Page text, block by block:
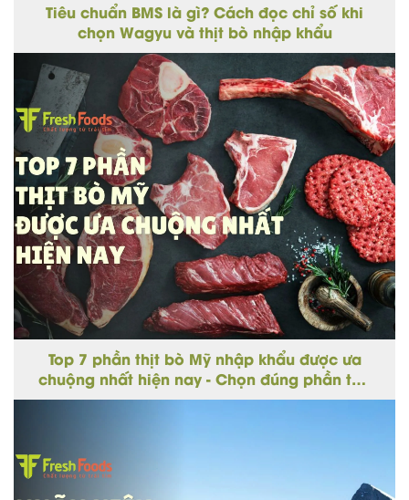
Tiêu chuẩn BMS là gì? Cách đọc chỉ số khi
chọn Wagyu và thịt bò nhập khẩu
Top 7 phần thịt bò Mỹ nhập khẩu được ưa
chuộng nhất hiện nay - Chọn đúng phần thịt
cho từng món ngon